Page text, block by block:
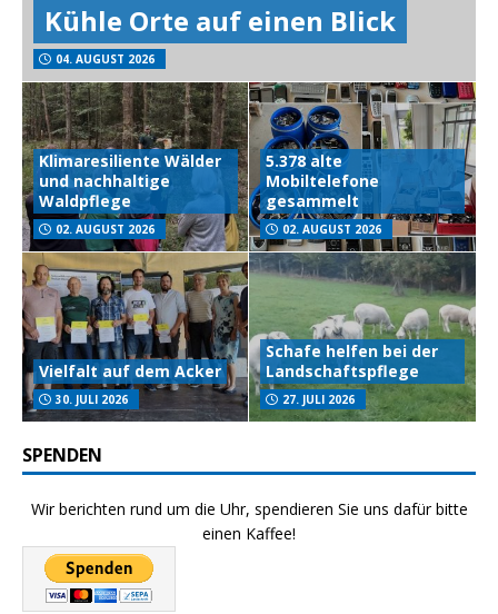
Kühle Orte auf einen Blick
04. AUGUST 2026
Klimaresiliente Wälder
und nachhaltige
Waldpflege
02. AUGUST 2026
5.378 alte
Mobiltelefone
gesammelt
02. AUGUST 2026
Vielfalt auf dem Acker
30. JULI 2026
Schafe helfen bei der
Landschaftspflege
27. JULI 2026
SPENDEN
Wir berichten rund um die Uhr, spendieren Sie uns dafür bitte
einen Kaffee!